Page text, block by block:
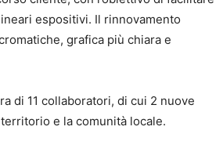
espositivi. Il rinnovamento
grafica più chiara e
di 11 collaboratori, di cui 2 nuove
e la comunità locale.